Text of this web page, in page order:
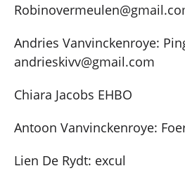
Andries Vanvinckenroye:
andrieskivv@gmail.com
Chiara Jacobs EHBO
Antoon Vanvinckenroye:
Lien De Rydt: excul